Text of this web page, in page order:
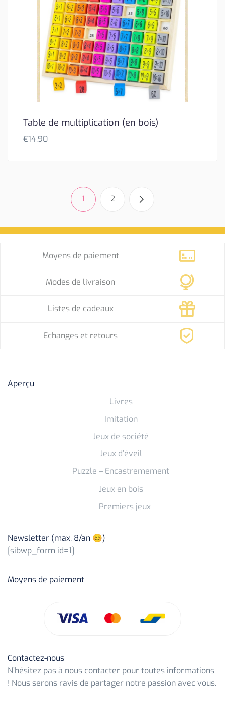
Table de multiplication (en bois)
€14,90
1 2
Moyens de paiement
Modes de livraison
Listes de cadeaux
Echanges et retours
Aperçu
Livres
Imitation
Jeux de société
Jeux d’éveil
Puzzle – Encastremement
Jeux en bois
Premiers jeux
Newsletter (max. 8/an 😊)
[sibwp_form id=1]
Moyens de paiement
Contactez-nous
N’hésitez pas à nous contacter pour toutes informations
! Nous serons ravis de partager notre passion avec vous.